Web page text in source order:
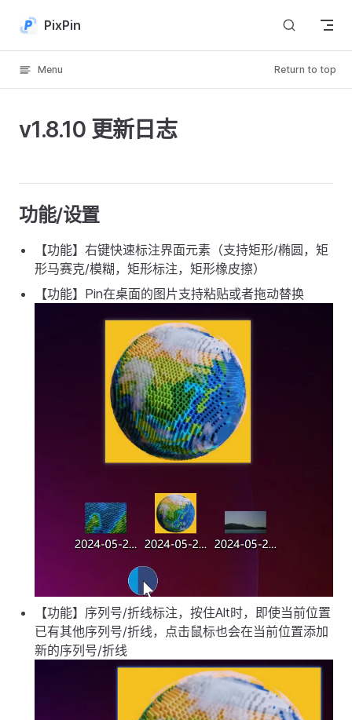
Skip to content
PixPin
Menu Return to top
v1.8.10 更新日志
功能/设置
【功能】右键快速标注界面元素（支持矩形/椭圆，矩
形马赛克/模糊，矩形标注，矩形橡皮擦）
【功能】Pin在桌面的图片支持粘贴或者拖动替换
【功能】序列号/折线标注，按住Alt时，即使当前位置
已有其他序列号/折线，点击鼠标也会在当前位置添加
新的序列号/折线